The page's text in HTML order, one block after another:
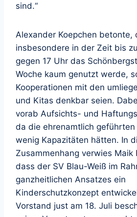
sind.“
Alexander Koepchen betonte,
insbesondere in der Zeit bis
gegen 17 Uhr das
Woche kaum genutzt werde,
Kooperationen mit den
und Kitas denkbar seien.
vorab Aufsichts- und
da die ehrenamtlich geführten
wenig Kapazitäten hätten. In
Zusammenhang verwies Maik
dass der SV Blau-Weiß im
ganzheitlichen Ansatzes ein
Kinderschutzkonzept
Vorstand just am 18. Juli